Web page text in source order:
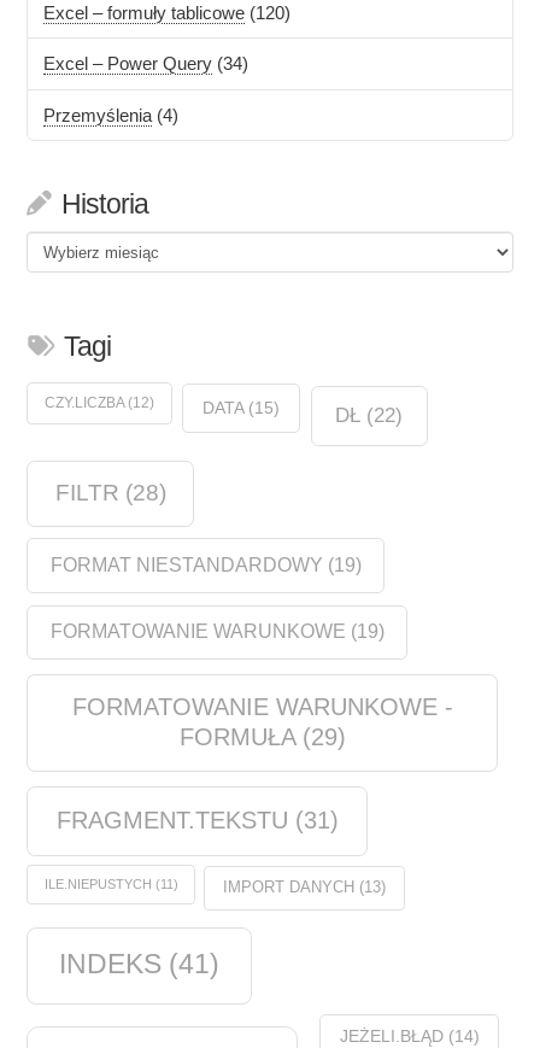
Excel – formuły tablicowe (120)
Excel – Power Query (34)
Przemyślenia (4)
Historia
Historia
Tagi
CZY.LICZBA(12) DATA(15) DŁ (22)
FILTR (28)
FORMAT NIESTANDARDOWY (19)
FORMATOWANIE WARUNKOWE (19)
FORMATOWANIE WARUNKOWE -
FORMUŁA(29)
FRAGMENT.TEKSTU (31)
ILE.NIEPUSTYCH (11) IMPORT DANYCH (13)
INDEKS (41)
JEŻELI.BŁĄD(14)